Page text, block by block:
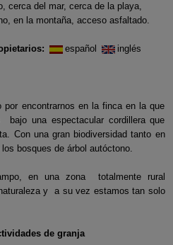
cerca del mar, cerca de la playa,
en la montaña, acceso asfaltado.
español inglés
por encontrarnos en la finca en la que
bajo una espectacular cordillera que
Con una gran biodiversidad tanto en
bosques de árbol autóctono.
en una zona totalmente rural
y a su vez estamos tan solo
de granja